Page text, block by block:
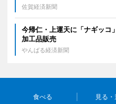
佐賀経済新聞
今帰仁・上運天に「ナギッ
加工品販売
やんばる経済新聞
食べる 見る